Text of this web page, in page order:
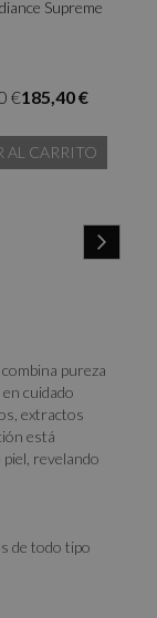
Supreme
185,40 €
€
AL CARRITO
pureza
cuidado
extractos
está
revelando
de todo tipo